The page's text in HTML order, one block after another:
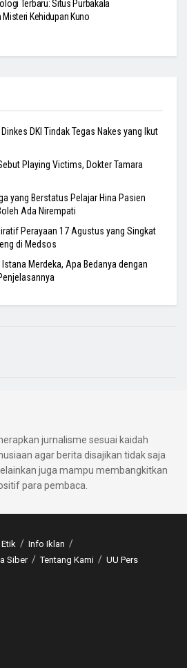
Terbaru: Situs Purbakala
Misteri Kehidupan Kuno
DKI Tindak Tegas Nakes yang Ikut
Playing Victims, Dokter Tamara
yang Berstatus Pelajar Hina Pasien
Ada Nirempati
Perayaan 17 Agustus yang Singkat
di Medsos
Merdeka, Apa Bedanya dengan
jurnalisme sesuai kaidah
agar berita disajikan tidak saja
juga mampu membangkitkan
para pembaca.
Info Iklan
Siber
Tentang Kami UU Pers